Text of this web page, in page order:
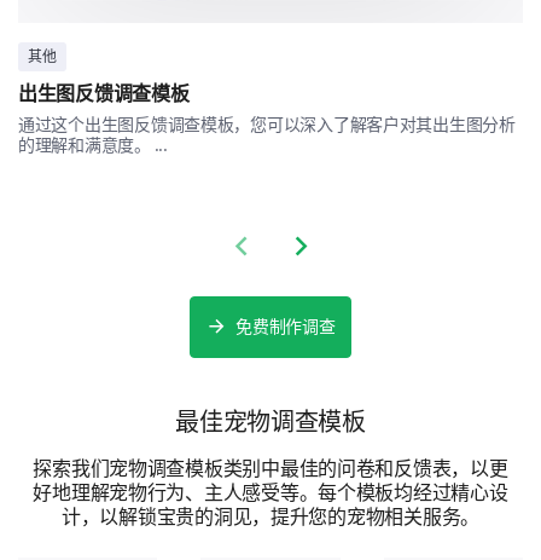
4 - 良好
5 - 优秀
宠物选择的多样性
您收养宠物后的体验如何？我们需要了解您是否遇到任
何问题，或者这次体验是否超出了您的期望。
其他
出生图反馈调查模板
通过这个出生图反馈调查模板，您可以深入了解客户对其出生图分析
的理解和满意度。 ...
Previous slide
Next slide
免费制作调查
最佳宠物调查模板
探索我们宠物调查模板类别中最佳的问卷和反馈表，以更
好地理解宠物行为、主人感受等。每个模板均经过精心设
计，以解锁宝贵的洞见，提升您的宠物相关服务。